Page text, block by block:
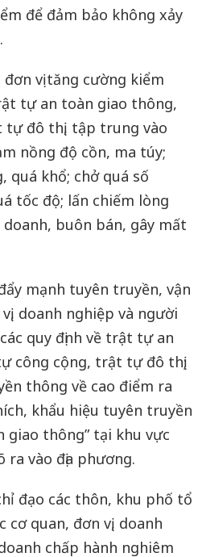
để đảm bảo không xảy
vị tăng cường kiểm
tự an toàn giao thông,
đô thị, tập trung vào
nồng độ cồn, ma túy;
quá khổ; chở quá số
tốc độ; lấn chiếm lòng
buôn bán, gây mất
mạnh tuyên truyền, vận
doanh nghiệp và người
quy định về trật tự an
công cộng, trật tự đô thị;
thông về cao điểm ra
khẩu hiệu tuyên truyền
giao thông” tại khu vực
ra vào địa phương.
đạo các thôn, khu phố tổ
cơ quan, đơn vị, doanh
chấp hành nghiêm